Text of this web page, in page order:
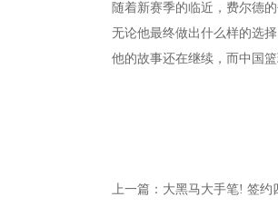
随着新赛季的临近，费尔德
无论他最终做出什么样的选
他的故事还在继续，而中国
上一篇： 大黑马大手笔! 签约